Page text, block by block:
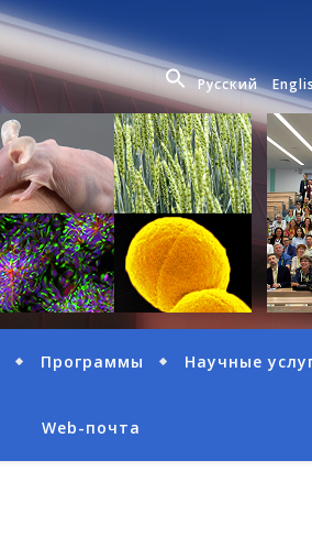
Русский
Программы Научные
Web-почта